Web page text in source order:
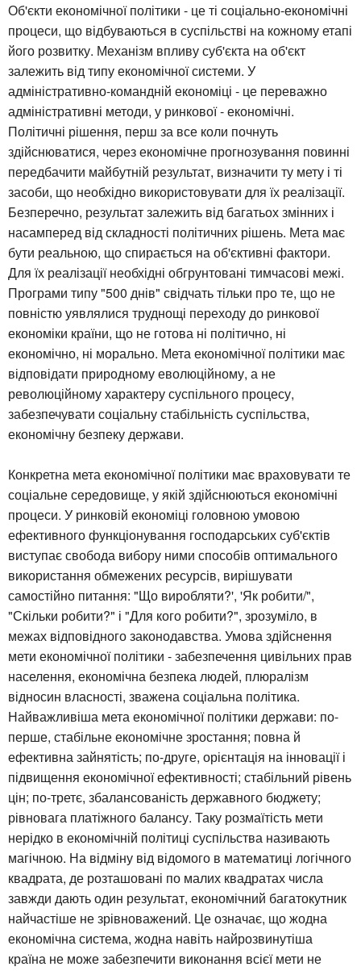
Об'єкти економічної політики - це ті соціально-економічні
процеси, що відбуваються в суспільстві на кожному етапі
його розвитку. Механізм впливу суб'єкта на об'єкт
залежить від типу економічної системи. У
адміністративно-командній економіці - це переважно
адміністративні методи, у ринкової - економічні.
Політичні рішення, перш за все коли почнуть
здійснюватися, через економічне прогнозування повинні
передбачити майбутній результат, визначити ту мету і ті
засоби, що необхідно використовувати для їх реалізації.
Безперечно, результат залежить від багатьох змінних і
насамперед від складності політичних рішень. Мета має
бути реальною, що спирається на об'єктивні фактори.
Для їх реалізації необхідні обгрунтовані тимчасові межі.
Програми типу "500 днів" свідчать тільки про те, що не
повністю уявлялися труднощі переходу до ринкової
економіки країни, що не готова ні політично, ні
економічно, ні морально. Мета економічної політики має
відповідати природному еволюційному, а не
революційному характеру суспільного процесу,
забезпечувати соціальну стабільність суспільства,
економічну безпеку держави.
Конкретна мета економічної політики має враховувати те
соціальне середовище, у якій здійснюються економічні
процеси. У ринковій економіці головною умовою
ефективного функціонування господарських суб'єктів
виступає свобода вибору ними способів оптимального
використання обмежених ресурсів, вирішувати
самостійно питання: "Що виробляти?', 'Як робити/",
"Скільки робити?" і "Для кого робити?", зрозуміло, в
межах відповідного законодавства. Умова здійснення
мети економічної політики - забезпечення цивільних прав
населення, економічна безпека людей, плюралізм
відносин власності, зважена соціальна політика.
Найважливіша мета економічної політики держави: по-
перше, стабільне економічне зростання; повна й
ефективна зайнятість; по-друге, орієнтація на інновації і
підвищення економічної ефективності; стабільний рівень
цін; по-третє, збалансованість державного бюджету;
рівновага платіжного балансу. Таку розмаїтість мети
нерідко в економічній політиці суспільства називають
магічною. На відміну від відомого в математиці логічного
квадрата, де розташовані по малих квадратах числа
завжди дають один результат, економічний багатокутник
найчастіше не зрівноважений. Це означає, що жодна
економічна система, жодна навіть найрозвинутіша
країна не може забезпечити виконання всієї мети не